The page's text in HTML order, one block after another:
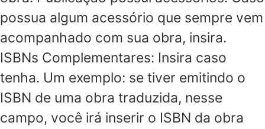
possua algum acessório que sempre vem
acompanhado com sua obra, insira.
ISBNs Complementares: Insira caso
tenha. Um exemplo: se tiver emitindo o
ISBN de uma obra traduzida, nesse
campo, você irá inserir o ISBN da obra